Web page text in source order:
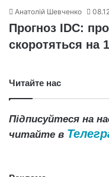
Анатолій Шевченко
Прогноз IDC:
скоротяться на
Читайте нас
Підписуйтеся на
читайте в